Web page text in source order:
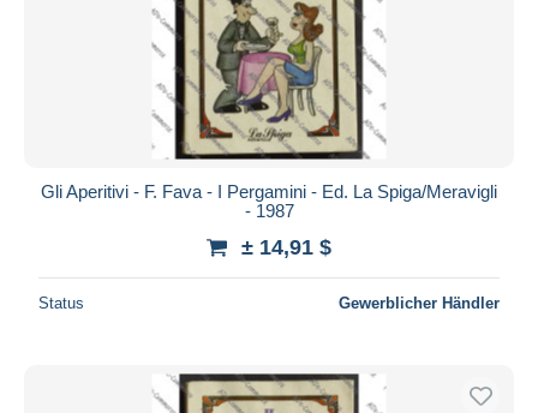
Gli Aperitivi - F. Fava - I Pergamini - Ed. La Spiga/Meravigli
- 1987
± 14,91 $
Status Gewerblicher Händler